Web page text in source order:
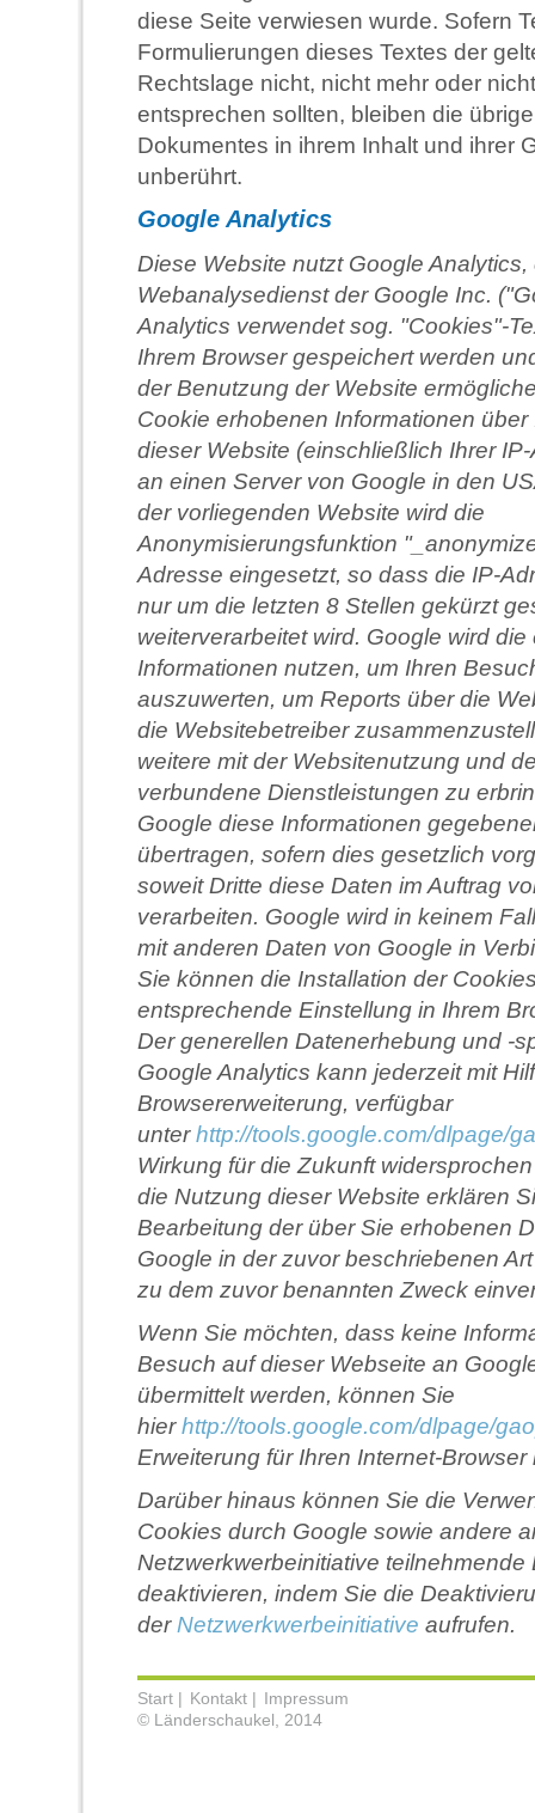
diese Seite verwiesen wurde. Sofern
Formulierungen dieses Textes der
Rechtslage nicht, nicht mehr oder
entsprechen sollten, bleiben die
Dokumentes in ihrem Inhalt und ihrer
unberührt.
Google Analytics
Diese Website nutzt Google Analytics,
Webanalysedienst der Google Inc.
Analytics verwendet sog. "Cookies"-
Ihrem Browser gespeichert werden
der Benutzung der Website
Cookie erhobenen Informationen
dieser Website (einschließlich Ihrer
an einen Server von Google in den
der vorliegenden Website wird die
Anonymisierungsfunktion
Adresse eingesetzt, so dass die IP-
nur um die letzten 8 Stellen gekürzt
weiterverarbeitet wird. Google wird
Informationen nutzen, um Ihren
auszuwerten, um Reports über die
die Websitebetreiber
weitere mit der Websitenutzung und
verbundene Dienstleistungen zu
Google diese Informationen
übertragen, sofern dies gesetzlich
soweit Dritte diese Daten im Auftrag
verarbeiten. Google wird in keinem
mit anderen Daten von Google in
Sie können die Installation der
entsprechende Einstellung in Ihrem
Der generellen Datenerhebung und -
Google Analytics kann jederzeit mit
Browsererweiterung, verfügbar
unterhttp://tools.google.com/dlpage/
Wirkung für die Zukunft
die Nutzung dieser Website erklären
Bearbeitung der über Sie erhobenen
Google in der zuvor beschriebenen
zu dem zuvor benannten Zweck
Wenn Sie möchten, dass keine
Besuch auf dieser Webseite an
übermittelt werden, können Sie
hierhttp://tools.google.com/dlpage/
Erweiterung für Ihren Internet-
Darüber hinaus können Sie die
Cookies durch Google sowie andere
Netzwerkwerbeinitiative teilnehmende
deaktivieren, indem Sie die
der Netzwerkwerbeinitiative aufrufen.
Start | Kontakt | Impressum
© Länderschaukel, 2014